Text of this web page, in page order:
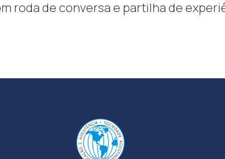
roda de conversa e partilha de